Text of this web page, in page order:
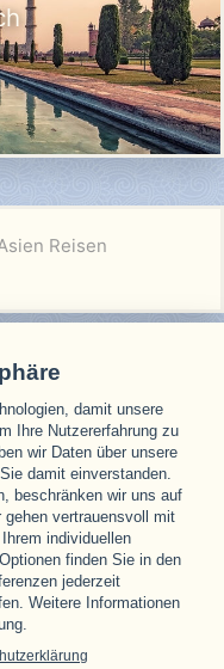
Reisen
damit unsere
Ihre Nutzererfahrung zu
wir Daten über unsere
damit einverstanden.
beschränken wir uns auf
vertrauensvoll mit
individuellen
finden Sie in den
jederzeit
Weitere Informationen